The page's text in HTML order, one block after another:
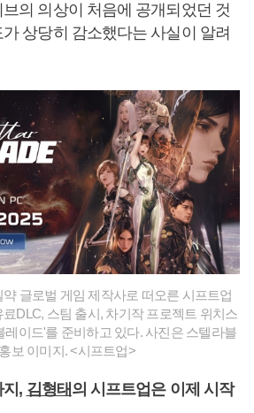
의 의상이 처음에 공개되었던 것
상당히 감소했다는 사실이 알려
글로벌 게임 제작사로 떠오른 시프트업
DLC, 스팀 출시, 차기작 프로젝트 위치스
레이드'를 준비하고 있다. 사진은 스텔라블
보 이미지. <시프트업>
, 김형태 의 시프트업은 이제 시작